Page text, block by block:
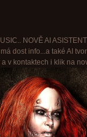
NOVĚ AI
dost info...a také AI
v kontaktech i klik na